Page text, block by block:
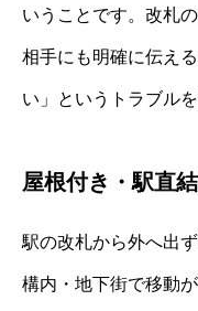
いうことです。改札
相手にも明確に伝え
い」というトラブルを
屋根付き・駅直
駅の改札から外へ出
構内・地下街で移動